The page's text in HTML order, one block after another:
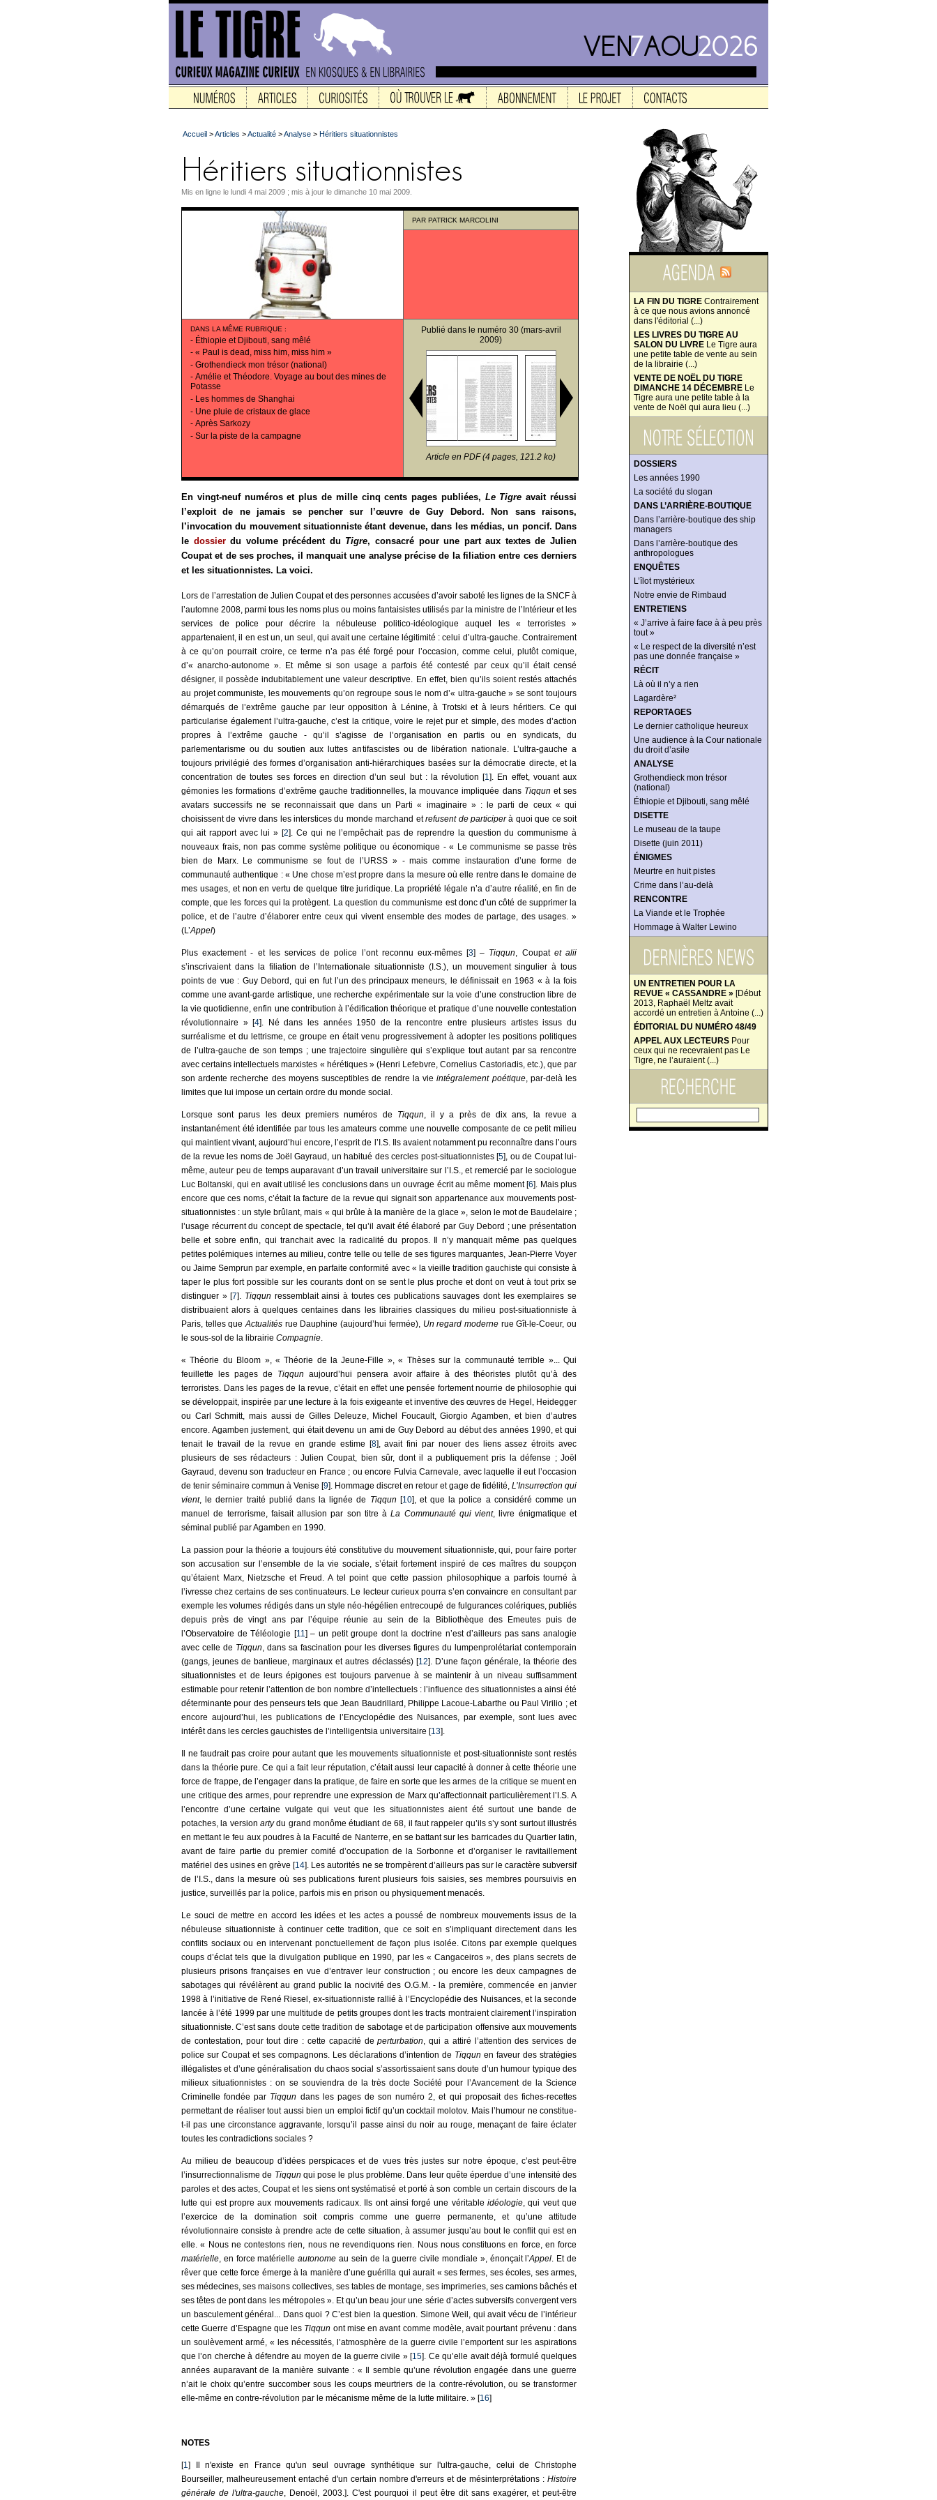
LA FIN DU TIGRE Contrairement
à ce que nous avions annoncé
dans l'éditorial (...)
LES LIVRES DU TIGRE AU
SALON DU LIVRE Le Tigre aura
une petite table de vente au sein
de la librairie (...)
VENTE DE NOËL DU TIGRE
DIMANCHE 14 DÉCEMBRE Le
Tigre aura une petite table à la
vente de Noël qui aura lieu (...)
DOSSIERS
Les années 1990
La société du slogan
DANS L’ARRIÈRE-BOUTIQUE
Dans l’arrière-boutique des ship
managers
Dans l’arrière-boutique des
anthropologues
ENQUÊTES
L’îlot mystérieux
Notre envie de Rimbaud
ENTRETIENS
« J’arrive à faire face à à peu près
tout »
« Le respect de la diversité n’est
pas une donnée française »
RÉCIT
Là où il n’y a rien
Lagardère²
REPORTAGES
Le dernier catholique heureux
Une audience à la Cour nationale
du droit d’asile
ANALYSE
Grothendieck mon trésor
(national)
Éthiopie et Djibouti, sang mêlé
DISETTE
Le museau de la taupe
Disette (juin 2011)
ÉNIGMES
Meurtre en huit pistes
Crime dans l’au-delà
RENCONTRE
La Viande et le Trophée
Hommage à Walter Lewino
UN ENTRETIEN POUR LA
REVUE « CASSANDRE » [Début
2013, Raphaël Meltz avait
accordé un entretien à Antoine (...)
ÉDITORIAL DU NUMÉRO 48/49
APPEL AUX LECTEURS Pour
ceux qui ne recevraient pas Le
Tigre, ne l’auraient (...)
Accueil >Articles >Actualité >Analyse > Héritiers situationnistes
Mis en ligne le lundi 4 mai 2009 ; mis à jour le dimanche 10 mai 2009.
PAR PATRICK MARCOLINI
DANS LA MÊME RUBRIQUE :
- Éthiopie et Djibouti, sang mêlé
- « Paul is dead, miss him, miss him »
- Grothendieck mon trésor (national)
- Amélie et Théodore. Voyage au bout des mines de
Potasse
- Les hommes de Shanghai
- Une pluie de cristaux de glace
- Après Sarkozy
- Sur la piste de la campagne
Publié dans le numéro 30(mars-avril
2009)
Article en PDF (4 pages, 121.2 ko)
En vingt-neuf numéros et plus de mille cinq cents pages publiées, Le Tigre avait réussi
l’exploit de ne jamais se pencher sur l’œuvre de Guy Debord. Non sans raisons,
l’invocation du mouvement situationniste étant devenue, dans les médias, un poncif. Dans
le dossierdu volume précédent du Tigre, consacré pour une part aux textes de Julien
Coupat et de ses proches, il manquait une analyse précise de la filiation entre ces derniers
et les situationnistes. La voici.
Lors de l’arrestation de Julien Coupat et des personnes accusées d’avoir saboté les lignes de la SNCF à
l’automne 2008, parmi tous les noms plus ou moins fantaisistes utilisés par la ministre de l’Intérieur et les
services de police pour décrire la nébuleuse politico-idéologique auquel les « terroristes »
appartenaient, il en est un, un seul, qui avait une certaine légitimité : celui d’ultra-gauche. Contrairement
à ce qu’on pourrait croire, ce terme n’a pas été forgé pour l’occasion, comme celui, plutôt comique,
d’« anarcho-autonome ». Et même si son usage a parfois été contesté par ceux qu’il était censé
désigner, il possède indubitablement une valeur descriptive. En effet, bien qu’ils soient restés attachés
au projet communiste, les mouvements qu’on regroupe sous le nom d’« ultra-gauche » se sont toujours
démarqués de l’extrême gauche par leur opposition à Lénine, à Trotski et à leurs héritiers. Ce qui
particularise également l’ultra-gauche, c’est la critique, voire le rejet pur et simple, des modes d’action
propres à l’extrême gauche - qu’il s’agisse de l’organisation en partis ou en syndicats, du
parlementarisme ou du soutien aux luttes antifascistes ou de libération nationale. L’ultra-gauche a
toujours privilégié des formes d’organisation anti-hiérarchiques basées sur la démocratie directe, et la
concentration de toutes ses forces en direction d’un seul but : la révolution [1]. En effet, vouant aux
gémonies les formations d’extrême gauche traditionnelles, la mouvance impliquée dans Tiqqun et ses
avatars successifs ne se reconnaissait que dans un Parti « imaginaire » : le parti de ceux « qui
choisissent de vivre dans les interstices du monde marchand etrefusent de participerà quoi que ce soit
qui ait rapport avec lui » [2]. Ce qui ne l’empêchait pas de reprendre la question du communisme à
nouveaux frais, non pas comme système politique ou économique - « Le communisme se passe très
bien de Marx. Le communisme se fout de l’URSS » - mais comme instauration d’une forme de
communauté authentique : « Une chose m’est propre dans la mesure où elle rentre dans le domaine de
mes usages, et non en vertu de quelque titre juridique. La propriété légale n’a d’autre réalité, en fin de
compte, que les forces qui la protègent. La question du communisme est donc d’un côté de supprimer la
police, et de l’autre d’élaborer entre ceux qui vivent ensemble des modes de partage, des usages. »
(L’Appel)
Plus exactement - et les services de police l’ont reconnu eux-mêmes [3] – Tiqqun, Coupat et alii
s’inscrivaient dans la filiation de l’Internationale situationniste (I.S.), un mouvement singulier à tous
points de vue : Guy Debord, qui en fut l’un des principaux meneurs, le définissait en 1963 « à la fois
comme une avant-garde artistique, une recherche expérimentale sur la voie d’une construction libre de
la vie quotidienne, enfin une contribution à l’édification théorique et pratique d’une nouvelle contestation
révolutionnaire » [4]. Né dans les années 1950 de la rencontre entre plusieurs artistes issus du
surréalisme et du lettrisme, ce groupe en était venu progressivement à adopter les positions politiques
de l’ultra-gauche de son temps ; une trajectoire singulière qui s’explique tout autant par sa rencontre
avec certains intellectuels marxistes « hérétiques » (Henri Lefebvre, Cornelius Castoriadis, etc.), que par
son ardente recherche des moyens susceptibles de rendre la vieintégralement poétique, par-delà les
limites que lui impose un certain ordre du monde social.
Lorsque sont parus les deux premiers numéros de Tiqqun, il y a près de dix ans, la revue a
instantanément été identifiée par tous les amateurs comme une nouvelle composante de ce petit milieu
qui maintient vivant, aujourd’hui encore, l’esprit de l’I.S. Ils avaient notamment pu reconnaître dans l’ours
de la revue les noms de Joël Gayraud, un habitué des cercles post-situationnistes [5], ou de Coupat lui-
même, auteur peu de temps auparavant d’un travail universitaire sur l’I.S., et remercié par le sociologue
Luc Boltanski, qui en avait utilisé les conclusions dans un ouvrage écrit au même moment [6]. Mais plus
encore que ces noms, c’était la facture de la revue qui signait son appartenance aux mouvements post-
situationnistes : un style brûlant, mais « qui brûle à la manière de la glace », selon le mot de Baudelaire ;
l’usage récurrent du concept de spectacle, tel qu’il avait été élaboré par Guy Debord ; une présentation
belle et sobre enfin, qui tranchait avec la radicalité du propos. Il n’y manquait même pas quelques
petites polémiques internes au milieu, contre telle ou telle de ses figures marquantes, Jean-Pierre Voyer
ou Jaime Semprun par exemple, en parfaite conformité avec « la vieille tradition gauchiste qui consiste à
taper le plus fort possible sur les courants dont on se sent le plus proche et dont on veut à tout prix se
distinguer » [7]. Tiqqun ressemblait ainsi à toutes ces publications sauvages dont les exemplaires se
distribuaient alors à quelques centaines dans les librairies classiques du milieu post-situationniste à
Paris, telles queActualités rue Dauphine (aujourd’hui fermée), Un regard modernerue Gît-le-Coeur, ou
le sous-sol de la librairie Compagnie.
« Théorie du Bloom », « Théorie de la Jeune-Fille », « Thèses sur la communauté terrible »... Qui
feuillette les pages de Tiqqun aujourd’hui pensera avoir affaire à des théoristes plutôt qu’à des
terroristes. Dans les pages de la revue, c’était en effet une pensée fortement nourrie de philosophie qui
se développait, inspirée par une lecture à la fois exigeante et inventive des œuvres de Hegel, Heidegger
ou Carl Schmitt, mais aussi de Gilles Deleuze, Michel Foucault, Giorgio Agamben, et bien d’autres
encore. Agamben justement, qui était devenu un ami de Guy Debord au début des années 1990, et qui
tenait le travail de la revue en grande estime [8], avait fini par nouer des liens assez étroits avec
plusieurs de ses rédacteurs : Julien Coupat, bien sûr, dont il a publiquement pris la défense ; Joël
Gayraud, devenu son traducteur en France ; ou encore Fulvia Carnevale, avec laquelle il eut l’occasion
de tenir séminaire commun à Venise [9]. Hommage discret en retour et gage de fidélité, L’Insurrection qui
vient, le dernier traité publié dans la lignée de Tiqqun [10], et que la police a considéré comme un
manuel de terrorisme, faisait allusion par son titre àLa Communauté qui vient, livre énigmatique et
séminal publié par Agamben en 1990.
La passion pour la théorie a toujours été constitutive du mouvement situationniste, qui, pour faire porter
son accusation sur l’ensemble de la vie sociale, s’était fortement inspiré de ces maîtres du soupçon
qu’étaient Marx, Nietzsche et Freud. A tel point que cette passion philosophique a parfois tourné à
l’ivresse chez certains de ses continuateurs. Le lecteur curieux pourra s’en convaincre en consultant par
exemple les volumes rédigés dans un style néo-hégélien entrecoupé de fulgurances colériques, publiés
depuis près de vingt ans par l’équipe réunie au sein de la Bibliothèque des Emeutes puis de
l’Observatoire de Téléologie [11] – un petit groupe dont la doctrine n’est d’ailleurs pas sans analogie
avec celle de Tiqqun, dans sa fascination pour les diverses figures du lumpenprolétariat contemporain
(gangs, jeunes de banlieue, marginaux et autres déclassés) [12]. D’une façon générale, la théorie des
situationnistes et de leurs épigones est toujours parvenue à se maintenir à un niveau suffisamment
estimable pour retenir l’attention de bon nombre d’intellectuels : l’influence des situationnistes a ainsi été
déterminante pour des penseurs tels que Jean Baudrillard, Philippe Lacoue-Labarthe ou Paul Virilio ; et
encore aujourd’hui, les publications de l’Encyclopédie des Nuisances, par exemple, sont lues avec
intérêt dans les cercles gauchistes de l’intelligentsia universitaire [13].
Il ne faudrait pas croire pour autant que les mouvements situationniste et post-situationniste sont restés
dans la théorie pure. Ce qui a fait leur réputation, c’était aussi leur capacité à donner à cette théorie une
force de frappe, de l’engager dans la pratique, de faire en sorte que les armes de la critique se muent en
une critique des armes, pour reprendre une expression de Marx qu’affectionnait particulièrement l’I.S. A
l’encontre d’une certaine vulgate qui veut que les situationnistes aient été surtout une bande de
potaches, la versionartydu grand monôme étudiant de 68, il faut rappeler qu’ils s’y sont surtout illustrés
en mettant le feu aux poudres à la Faculté de Nanterre, en se battant sur les barricades du Quartier latin,
avant de faire partie du premier comité d’occupation de la Sorbonne et d’organiser le ravitaillement
matériel des usines en grève [14]. Les autorités ne se trompèrent d’ailleurs pas sur le caractère subversif
de l’I.S., dans la mesure où ses publications furent plusieurs fois saisies, ses membres poursuivis en
justice, surveillés par la police, parfois mis en prison ou physiquement menacés.
Le souci de mettre en accord les idées et les actes a poussé de nombreux mouvements issus de la
nébuleuse situationniste à continuer cette tradition, que ce soit en s’impliquant directement dans les
conflits sociaux ou en intervenant ponctuellement de façon plus isolée. Citons par exemple quelques
coups d’éclat tels que la divulgation publique en 1990, par les « Cangaceiros », des plans secrets de
plusieurs prisons françaises en vue d’entraver leur construction ; ou encore les deux campagnes de
sabotages qui révélèrent au grand public la nocivité des O.G.M. - la première, commencée en janvier
1998 à l’initiative de René Riesel, ex-situationniste rallié à l’Encyclopédie des Nuisances, et la seconde
lancée à l’été 1999 par une multitude de petits groupes dont les tracts montraient clairement l’inspiration
situationniste. C’est sans doute cette tradition de sabotage et de participation offensive aux mouvements
de contestation, pour tout dire : cette capacité deperturbation, qui a attiré l’attention des services de
police sur Coupat et ses compagnons. Les déclarations d’intention de Tiqqun en faveur des stratégies
illégalistes et d’une généralisation du chaos social s’assortissaient sans doute d’un humour typique des
milieux situationnistes : on se souviendra de la très docte Société pour l’Avancement de la Science
Criminelle fondée par Tiqqun dans les pages de son numéro 2, et qui proposait des fiches-recettes
permettant de réaliser tout aussi bien un emploi fictif qu’un cocktail molotov. Mais l’humour ne constitue-
t-il pas une circonstance aggravante, lorsqu’il passe ainsi du noir au rouge, menaçant de faire éclater
toutes les contradictions sociales ?
Au milieu de beaucoup d’idées perspicaces et de vues très justes sur notre époque, c’est peut-être
l’insurrectionnalisme de Tiqqun qui pose le plus problème. Dans leur quête éperdue d’une intensité des
paroles et des actes, Coupat et les siens ont systématisé et porté à son comble un certain discours de la
lutte qui est propre aux mouvements radicaux. Ils ont ainsi forgé une véritableidéologie, qui veut que
l’exercice de la domination soit compris comme une guerre permanente, et qu’une attitude
révolutionnaire consiste à prendre acte de cette situation, à assumer jusqu’au bout le conflit qui est en
elle. « Nous ne contestons rien, nous ne revendiquons rien. Nous nous constituons en force, en force
matérielle, en force matérielleautonome au sein de la guerre civile mondiale », énonçait l’Appel. Et de
rêver que cette force émerge à la manière d’une guérilla qui aurait « ses fermes, ses écoles, ses armes,
ses médecines, ses maisons collectives, ses tables de montage, ses imprimeries, ses camions bâchés et
ses têtes de pont dans les métropoles ». Et qu’un beau jour une série d’actes subversifs convergent vers
un basculement général... Dans quoi ? C’est bien la question. Simone Weil, qui avait vécu de l’intérieur
cette Guerre d’Espagne que les Tiqqun ont mise en avant comme modèle, avait pourtant prévenu : dans
un soulèvement armé, « les nécessités, l’atmosphère de la guerre civile l’emportent sur les aspirations
que l’on cherche à défendre au moyen de la guerre civile » [15]. Ce qu’elle avait déjà formulé quelques
années auparavant de la manière suivante : « Il semble qu’une révolution engagée dans une guerre
n’ait le choix qu’entre succomber sous les coups meurtriers de la contre-révolution, ou se transformer
elle-même en contre-révolution par le mécanisme même de la lutte militaire. » [16]
NOTES
[1] Il n'existe en France qu'un seul ouvrage synthétique sur l'ultra-gauche, celui de Christophe
Bourseiller, malheureusement entaché d'un certain nombre d'erreurs et de mésinterprétations : Histoire
générale de l'ultra-gauche, Denoël, 2003.]. C'est pourquoi il peut être dit sans exagérer, et peut-être